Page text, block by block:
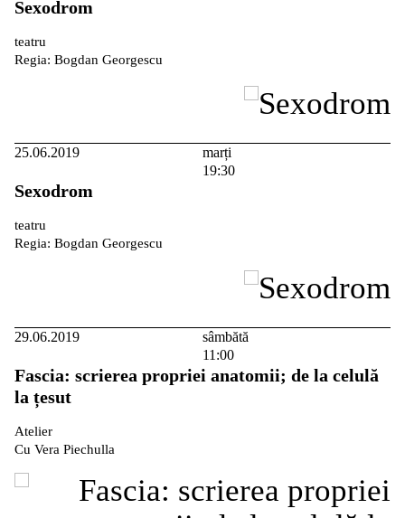
Sexodrom
teatru
Regia: Bogdan Georgescu
25.06.2019
marți
19:30
Sexodrom
teatru
Regia: Bogdan Georgescu
29.06.2019
sâmbătă
11:00
Fascia: scrierea propriei anatomii; de la celulă
la țesut
Atelier
Cu Vera Piechulla